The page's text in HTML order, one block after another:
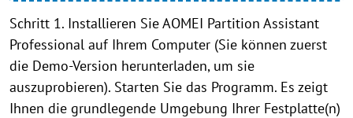
Schritt 1. Installieren Sie AOMEI Partition Assistant
Professional auf Ihrem Computer (Sie können zuerst
die Demo-Version herunterladen, um sie
auszuprobieren). Starten Sie das Programm. Es zeigt
Ihnen die grundlegende Umgebung Ihrer Festplatte(n)